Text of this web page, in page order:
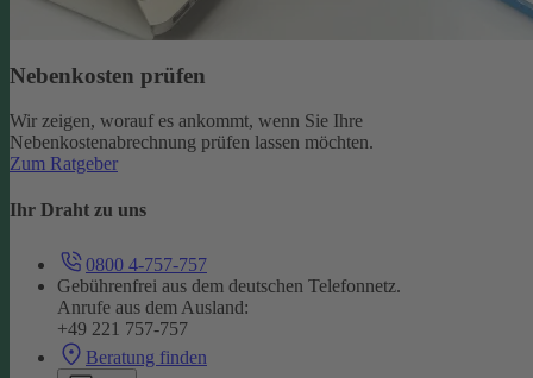
Nebenkosten prüfen
Wir zeigen, worauf es ankommt, wenn Sie Ihre
Nebenkostenabrechnung prüfen lassen möchten.
Zum Ratgeber
Ihr Draht zu uns
0800 4-757-757
Gebührenfrei aus dem deutschen Telefonnetz.
Anrufe aus dem Ausland:
+49 221 757-757
Beratung finden